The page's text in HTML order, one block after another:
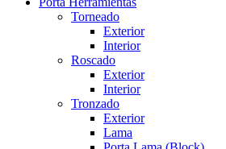
Torneado
Exterior
Interior
Roscado
Exterior
Interior
Tronzado
Exterior
Lama